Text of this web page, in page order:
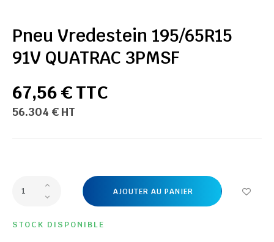
Pneu Vredestein 195/65R15
91V QUATRAC 3PMSF
67,56 € TTC
56.304 € HT
AJOUTER AU PANIER
STOCK DISPONIBLE